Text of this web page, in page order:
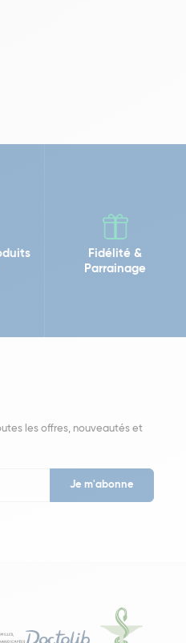
Fidélité &
Parrainage
les offres, nouveautés et